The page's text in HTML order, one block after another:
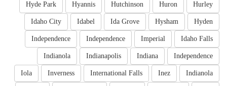
Hurley
Huron
Hutchinson
Hyannis
Hyde Park
Hyden
Hysham
Ida Grove
Idabel
Idaho City
Idaho Falls
Imperial
Independence
Independence
Independence
Indiana
Indianapolis
Indianola
Indianola
Inez
International Falls
Inverness
Iola